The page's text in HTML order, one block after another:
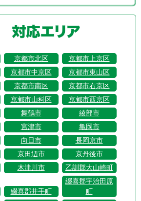
京都市北区
京都市上京区
京都市中京区
京都市東山区
京都市南区
京都市右京区
京都市山科区
京都市西京区
舞鶴市
綾部市
宮津市
亀岡市
向日市
長岡京市
京田辺市
京丹後市
木津川市 乙訓郡大山崎町
綴喜郡井手町
綴喜郡宇治田原
町